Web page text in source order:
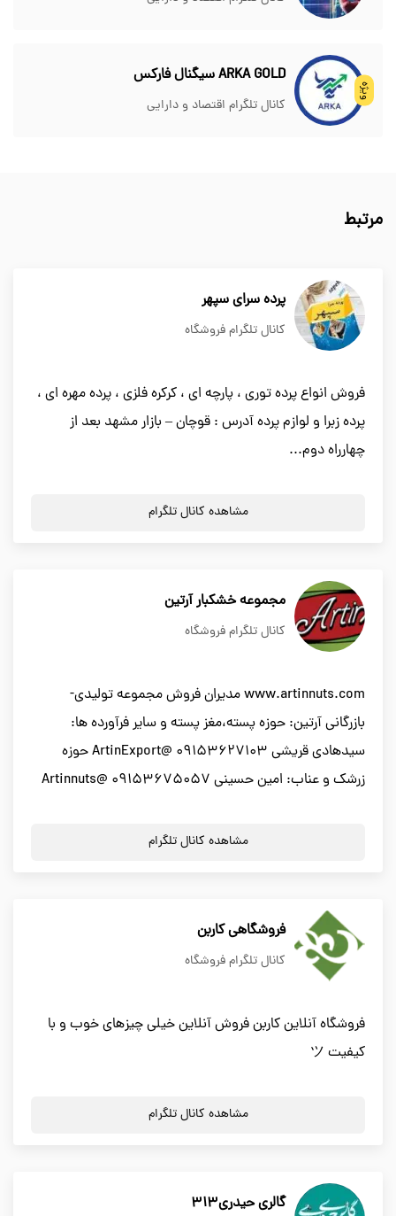
ویژه
ARKA GOLD سیگنال فارکس
کانال تلگرام اقتصاد و دارایی
مرتبط
پرده سرای سپهر
کانال تلگرام فروشگاه
فروش انواع پرده توری ، پارچه ای ، کرکره فلزی ، پرده مهره ای ،
پرده زبرا و لوازم پرده آدرس : قوچان – بازار مشهد بعد از
چهارراه دوم...
مشاهده کانال تلگرام
مجموعه خشکبار آرتین
کانال تلگرام فروشگاه
www.artinnuts.com مدیران فروش مجموعه تولیدی-
بازرگانی آرتین: حوزه پسته،مغز پسته و سایر فرآورده ها:
سیدهادی قریشی 09153627103 @ArtinExport حوزه
زرشک و عناب: امین حسینی 09153675057 @Artinnuts
مشاهده کانال تلگرام
فروشگاهی کاربن
کانال تلگرام فروشگاه
فروشگاه آنلاین کاربن فروش آنلاین خیلی چیزهای خوب و با
کیفیت ツ
مشاهده کانال تلگرام
گالری حیدری۳۱۳